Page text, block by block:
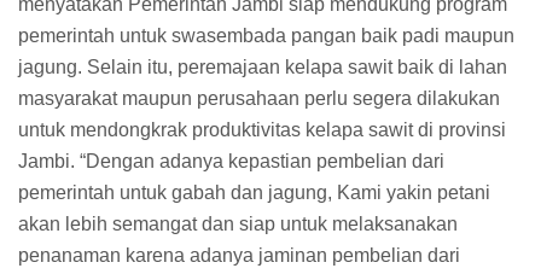
pemerintah untuk swasembada pangan baik padi maupun
jagung. Selain itu, peremajaan kelapa sawit baik di lahan
masyarakat maupun perusahaan perlu segera dilakukan
untuk mendongkrak produktivitas kelapa sawit di provinsi
Jambi. “Dengan adanya kepastian pembelian dari
pemerintah untuk gabah dan jagung, Kami yakin petani
akan lebih semangat dan siap untuk melaksanakan
penanaman karena adanya jaminan pembelian dari